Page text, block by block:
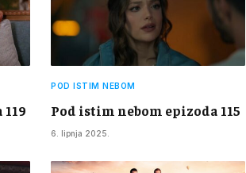
POD ISTIM NEBOM
Pod istim nebom epizoda 115
6. lipnja 2025.